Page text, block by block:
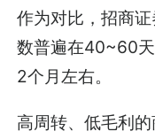
作为对比，招商
数普遍在40~60
2个月左右。
高周转、低毛利